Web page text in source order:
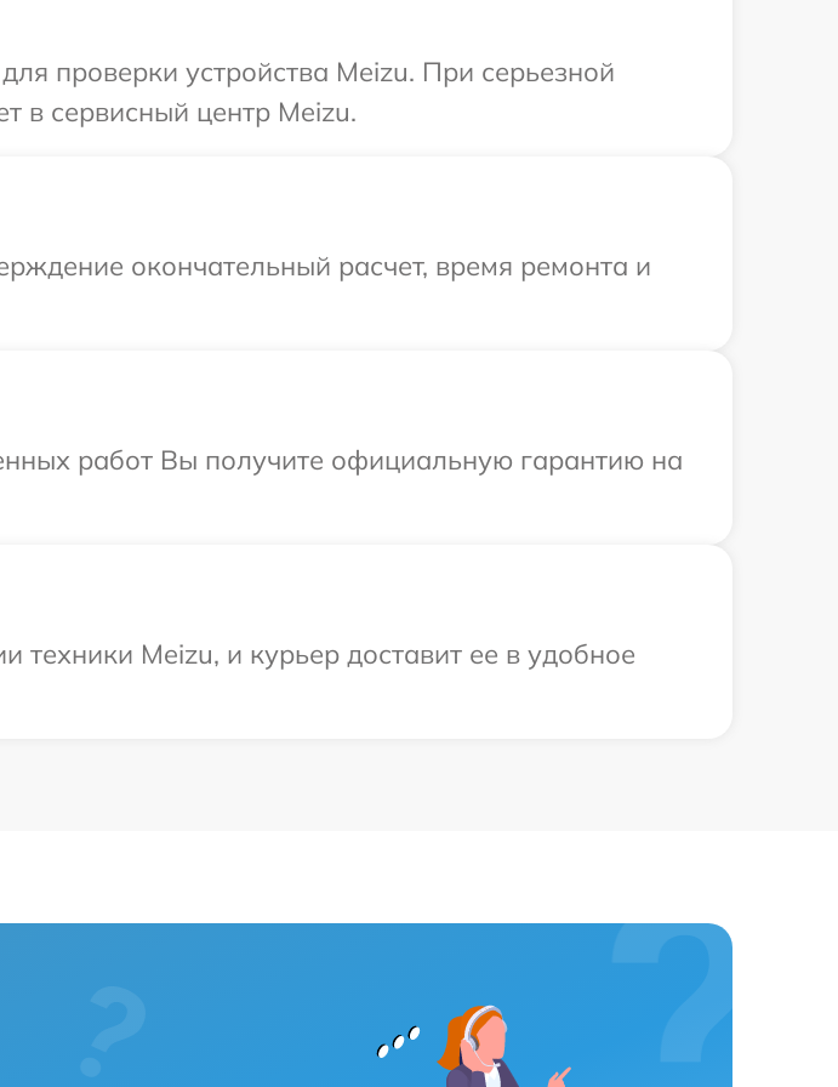
проверки устройства Meizu. При серьезной
в сервисный центр Meizu.
окончательный расчет, время ремонта и
работ Вы получите официальную гарантию на
Meizu, и курьер доставит ее в удобное